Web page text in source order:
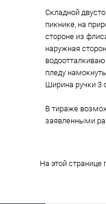
Складной
пикнике, на
стороне из
наружная
пледу
Ширина ручки 3
В тираже
заявленными
На этой странице